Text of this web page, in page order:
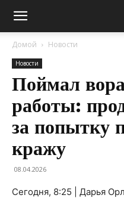
Домой Новости
Новости
Поймал
работы:
за попытку
кражу
08.04.2026
Сегодня, 8:25 | Дарья